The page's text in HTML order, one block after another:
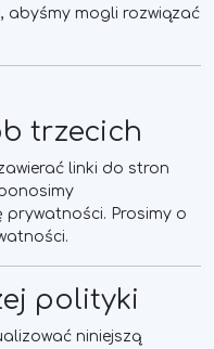
abyśmy mogli rozwiązać
trzecich
linki do stron
Prosimy o
polityki
niniejszą